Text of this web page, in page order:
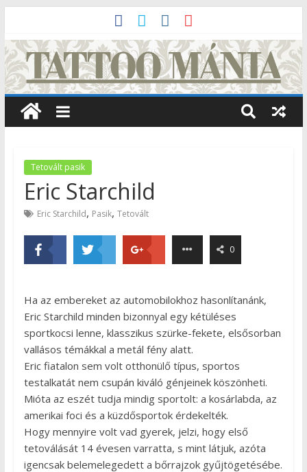
Tetovált pasik
Eric Starchild
Eric Starchild, Pasik, Tetovált
0
Ha az embereket az automobilokhoz hasonlítanánk,
Eric Starchild minden bizonnyal egy kétüléses
sportkocsi lenne, klasszikus szürke-fekete, elsősorban
vallásos témákkal a metál fény alatt.
Eric fiatalon sem volt otthonülő típus, sportos
testalkatát nem csupán kiváló génjeinek köszönheti.
Mióta az eszét tudja mindig sportolt: a kosárlabda, az
amerikai foci és a küzdősportok érdekelték.
Hogy mennyire volt vad gyerek, jelzi, hogy első
tetoválását 14 évesen varratta, s mint látjuk, azóta
igencsak belemelegedett a bőrrajzok gyűjtögetésébe.